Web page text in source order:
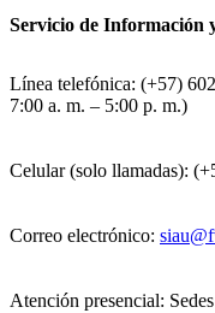
Servicio de Información
Línea telefónica: (+57)
7:00 a. m. – 5:00 p. m.)
Celular (solo llamadas):
Correo electrónico:
Atención presencial: